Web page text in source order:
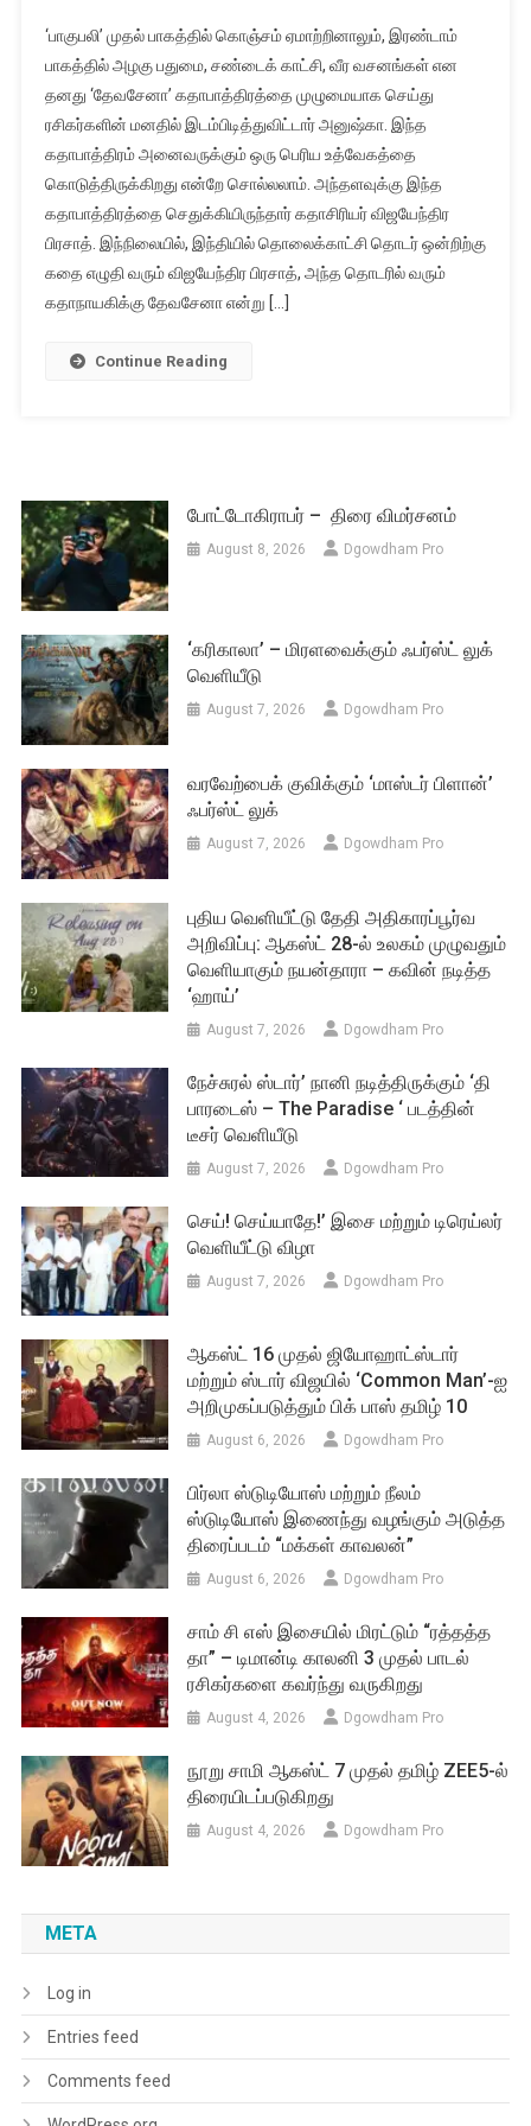
‘பாகுபலி’ முதல் பாகத்தில் கொஞ்சம் ஏமாற்றினாலும், இரண்டாம்
பாகத்தில் அழகு பதுமை, சண்டைக் காட்சி, வீர வசனங்கள் என
தனது ‘தேவசேனா’ கதாபாத்திரத்தை முழுமையாக செய்து
ரசிகர்களின் மனதில் இடம்பிடித்துவிட்டார் அனுஷ்கா. இந்த
கதாபாத்திரம் அனைவருக்கும் ஒரு பெரிய உத்வேகத்தை
கொடுத்திருக்கிறது என்றே சொல்லலாம். அந்தளவுக்கு இந்த
கதாபாத்திரத்தை செதுக்கியிருந்தார் கதாசிரியர் விஜயேந்திர
பிரசாத். இந்நிலையில், இந்தியில் தொலைக்காட்சி தொடர் ஒன்றிற்கு
கதை எழுதி வரும் விஜயேந்திர பிரசாத், அந்த தொடரில் வரும்
கதாநாயகிக்கு தேவசேனா என்று […]
Continue Reading
போட்டோகிராபர் – திரை விமர்சனம்
August 8, 2026 Dgowdham Pro
‘கரிகாலா’ – மிரளவைக்கும் ஃபர்ஸ்ட் லுக்
வெளியீடு
August 7, 2026 Dgowdham Pro
வரவேற்பைக் குவிக்கும் ‘மாஸ்டர் பிளான்’
ஃபர்ஸ்ட் லுக்
August 7, 2026 Dgowdham Pro
புதிய வெளியீட்டு தேதி அதிகாரப்பூர்வ
அறிவிப்பு: ஆகஸ்ட் 28-ல் உலகம் முழுவதும்
வெளியாகும் நயன்தாரா – கவின் நடித்த
‘ஹாய்’
August 7, 2026 Dgowdham Pro
நேச்சுரல் ஸ்டார்’ நானி நடித்திருக்கும் ‘தி
பாரடைஸ் – The Paradise ‘ படத்தின்
டீசர் வெளியீடு
August 7, 2026 Dgowdham Pro
செய்! செய்யாதே!’ இசை மற்றும் டிரெய்லர்
வெளியீட்டு விழா
August 7, 2026 Dgowdham Pro
ஆகஸ்ட் 16 முதல் ஜியோஹாட்ஸ்டார்
மற்றும் ஸ்டார் விஜயில் ‘Common Man’-ஐ
அறிமுகப்படுத்தும் பிக் பாஸ் தமிழ் 10
August 6, 2026 Dgowdham Pro
பிர்லா ஸ்டுடியோஸ் மற்றும் நீலம்
ஸ்டுடியோஸ் இணைந்து வழங்கும் அடுத்த
திரைப்படம் “மக்கள் காவலன்”
August 6, 2026 Dgowdham Pro
சாம் சி எஸ் இசையில் மிரட்டும் “ரத்தத்த
தா” – டிமான்டி காலனி 3 முதல் பாடல்
ரசிகர்களை கவர்ந்து வருகிறது
August 4, 2026 Dgowdham Pro
நூறு சாமி ஆகஸ்ட் 7 முதல் தமிழ் ZEE5-ல்
திரையிடப்படுகிறது
August 4, 2026 Dgowdham Pro
META
Log in
Entries feed
Comments feed